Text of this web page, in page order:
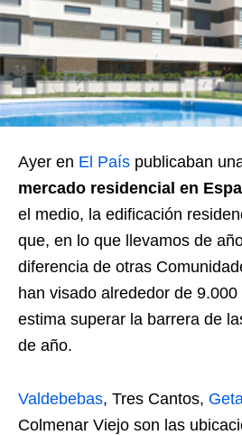
Ayer en El País publicaban
mercado residencial en
el medio, la edificación
que, en lo que llevamos de
diferencia de otras
han visado alrededor de
estima superar la barrera de
de año.
Valdebebas, Tres Cantos,
Colmenar Viejo son las